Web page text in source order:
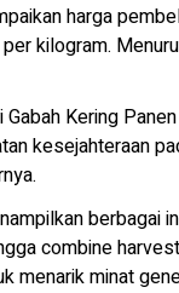
harga
kilogram.
Kering
kesejahteraan
berbagai
combine
menarik minat